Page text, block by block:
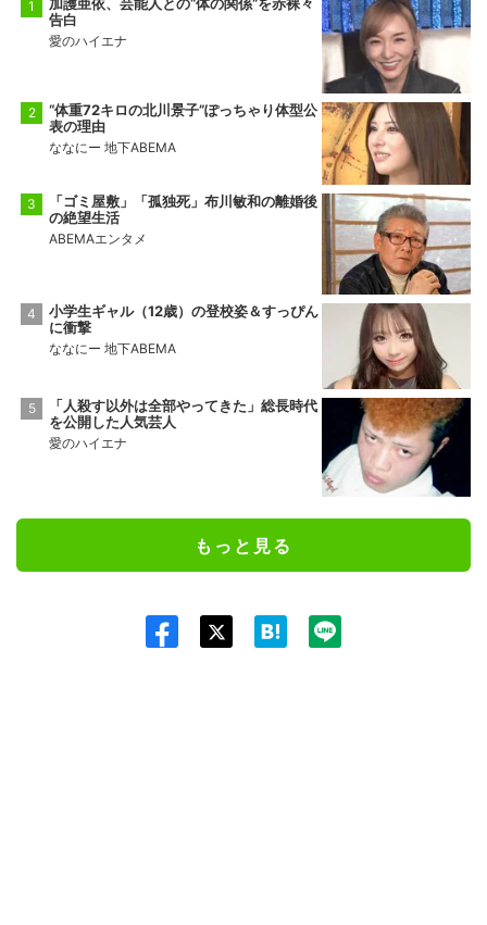
告白
愛のハイエナ
“体重72キロの北川景子”ぽっちゃり体型公
表の理由
ななにー 地下ABEMA
「ゴミ屋敷」「孤独死」布川敏和の離婚後
の絶望生活
ABEMAエンタメ
小学生ギャル（12歳）の登校姿＆すっぴん
に衝撃
ななにー 地下ABEMA
「人殺す以外は全部やってきた」総長時代
を公開した人気芸人
愛のハイエナ
もっと見る